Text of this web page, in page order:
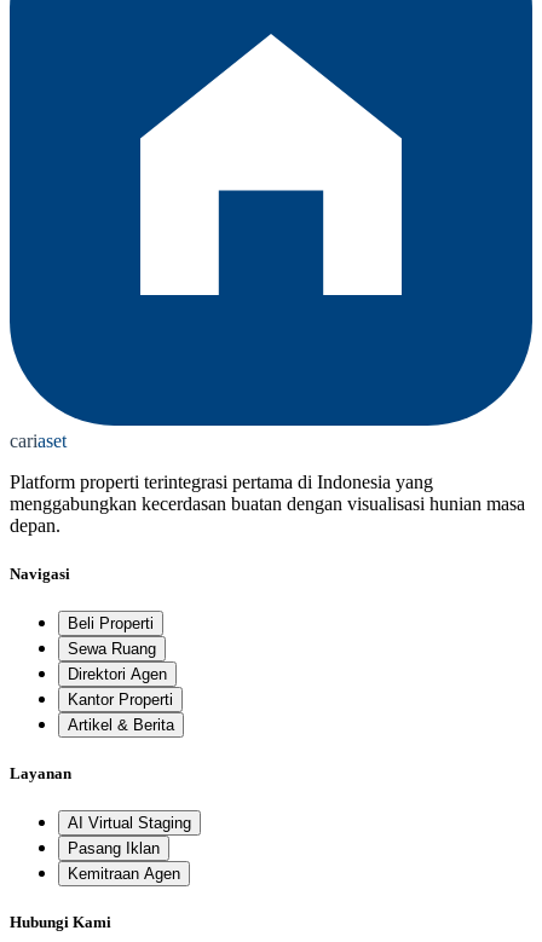
cariaset
Platform properti terintegrasi pertama di Indonesia yang
menggabungkan kecerdasan buatan dengan visualisasi hunian masa
depan.
Navigasi
Beli Properti
Sewa Ruang
Direktori Agen
Kantor Properti
Artikel & Berita
Layanan
AI Virtual Staging
Pasang Iklan
Kemitraan Agen
Hubungi Kami